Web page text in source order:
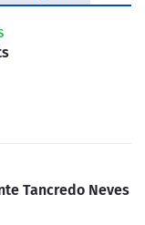
Tancredo Neves